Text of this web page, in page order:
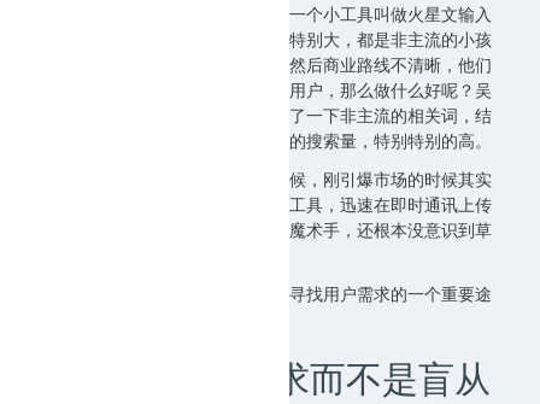
以美图秀秀为例，最开始他们做的一个小工具叫做火星文输入
法，当时流行过一段时间，用户量特别大，都是非主流的小孩
子，但这个东西后来巨头也在做，然后商业路线不清晰，他们
就准备转型，可是有这么多非主流用户，那么做什么好呢？吴
总就做了特简单的一个事情，搜索了一下非主流的相关词，结
果发现，非主流图片和非主流头像的搜索量，特别特别的高。
这是强需求，美图秀秀最开始的时候，刚引爆市场的时候其实
是通过做一些摇头娃娃等头像生成工具，迅速在即时通讯上传
播起来的。而当时市场领先的光影魔术手，还根本没意识到草
分析搜索指数，查阅百度知道，是寻找用户需求的一个重要途
5、把握本质需求而不是盲从